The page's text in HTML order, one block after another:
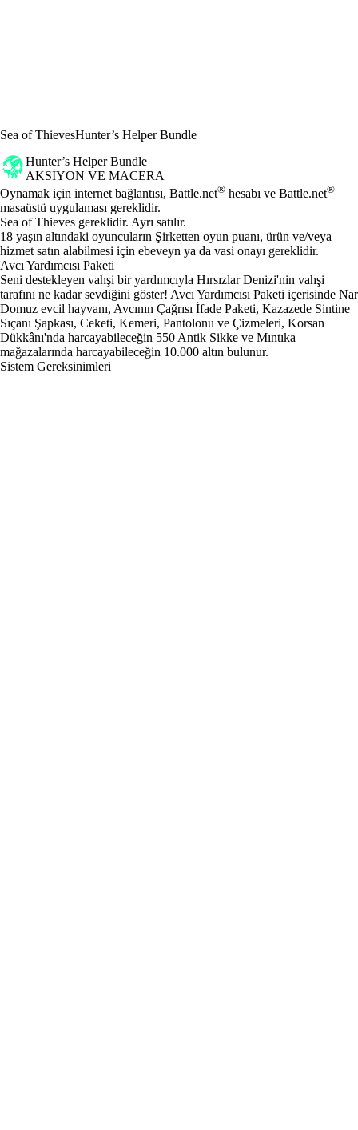
Sea of ThievesHunter’s Helper Bundle
Hunter’s Helper Bundle
AKSIYON VE MACERA
Fiyat
Mevcut eylemler
Oynamak için internet bağlantısı, Battle.net® hesabı ve Battle.net®
masaüstü uygulaması gereklidir.
Sea of Thieves gereklidir. Ayrı satılır.
18 yaşın altındaki oyuncuların Şirketten oyun puanı, ürün ve/veya
hizmet satın alabilmesi için ebeveyn ya da vasi onayı gereklidir.
Avcı Yardımcısı Paketi
Seni destekleyen vahşi bir yardımcıyla Hırsızlar Denizi'nin vahşi
tarafını ne kadar sevdiğini göster! Avcı Yardımcısı Paketi içerisinde Nar
Domuz evcil hayvanı, Avcının Çağrısı İfade Paketi, Kazazede Sintine
Sıçanı Şapkası, Ceketi, Kemeri, Pantolonu ve Çizmeleri, Korsan
Dükkânı'nda harcayabileceğin 550 Antik Sikke ve Mıntıka
mağazalarında harcayabileceğin 10.000 altın bulunur.
Sistem Gereksinimleri